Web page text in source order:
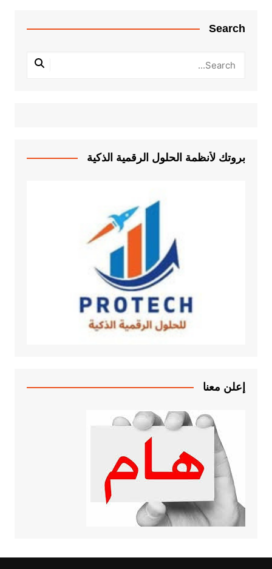
Search
بروتك لأنظمة الحلول الرقمية الذكية
إعلن معنا